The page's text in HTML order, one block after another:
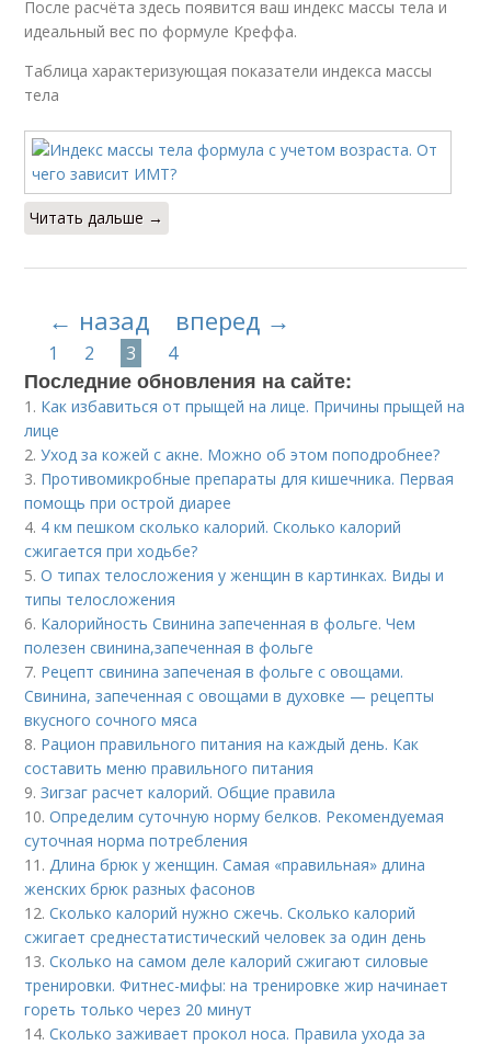
После расчёта здесь появится ваш индекс массы тела и
идеальный вес по формуле Креффа.
Таблица характеризующая показатели индекса массы
тела
Читать дальше →
← назад вперед →
1 2 3 4
Последние обновления на сайте:
1. Как избавиться от прыщей на лице. Причины прыщей на
лице
2.Уход за кожей с акне. Можно об этом поподробнее?
3. Противомикробные препараты для кишечника. Первая
помощь при острой диарее
4. 4 км пешком сколько калорий. Сколько калорий
сжигается при ходьбе?
5.О типах телосложения у женщин в картинках. Виды и
типы телосложения
6. Калорийность Свинина запеченная в фольге. Чем
полезен свинина,запеченная в фольге
7. Рецепт свинина запеченая в фольге с овощами.
Свинина, запеченная с овощами в духовке — рецепты
вкусного сочного мяса
8. Рацион правильного питания на каждый день. Как
составить меню правильного питания
9.Зигзаг расчет калорий. Общие правила
10.Определим суточную норму белков. Рекомендуемая
суточная норма потребления
11.Длина брюк у женщин. Самая «правильная» длина
женских брюк разных фасонов
12.Сколько калорий нужно сжечь. Сколько калорий
сжигает среднестатистический человек за один день
13.Сколько на самом деле калорий сжигают силовые
тренировки. Фитнес-мифы: на тренировке жир начинает
гореть только через 20 минут
14.Сколько заживает прокол носа. Правила ухода за